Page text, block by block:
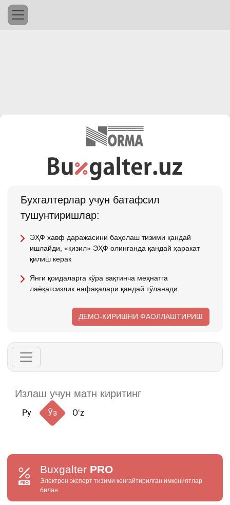
Бухгалтерлар учун батафсил
тушунтиришлар:
ЭҲФ хавф даражасини баҳолаш тизими қандай
ишлайди, «қизил» ЭҲФ олинганда қандай ҳаракат
қилиш керак
Янги қоидаларга кўра вақтинча меҳнатга
лаёқатсизлик нафақалари қандай тўланади
ДЕМО-КИРИШНИ ФАОЛЛАШТИРИШ
Ру Ўз Oʻz
Buxgalter PRO
Электрон эксперт тизими кенгайтирилган имкониятлар
билан